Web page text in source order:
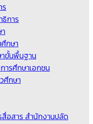
การ
กษา
ขั้นพื้นฐาน
ารศึกษาเอกชน
ศึกษา
สื่อสาร สำนักงานปลัด